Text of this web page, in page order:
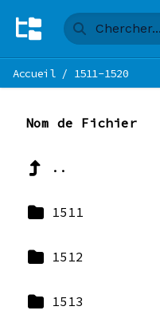
Accueil/ 1511-1520
Nom de Fichier
..
1511
1512
1513